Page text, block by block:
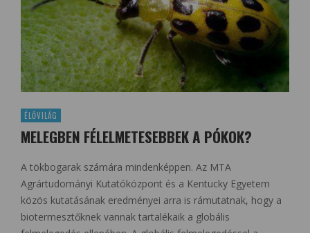
ÉLŐVILÁG
MELEGBEN FÉLELMETESEBBEK A PÓKOK?
A tökbogarak számára mindenképpen. Az MTA
Agrártudományi Kutatóközpont és a Kentucky Egyetem
közös kutatásának eredményei arra is rámutatnak, hogy a
biotermesztőknek vannak tartalékaik a globális